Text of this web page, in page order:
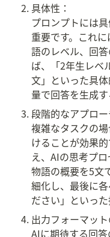
具体性：
プロンプトには
重要です。これ
語のレベル、回
ば、「2年生レベ
文」といった具
量で回答を生成す
段階的なアプロー
複雑なタスクの
けることが効果
え、AIの思考プ
物語の概要を5文
細化し、最後に
ださい」といった
出力フォーマット
AIに期待する回答